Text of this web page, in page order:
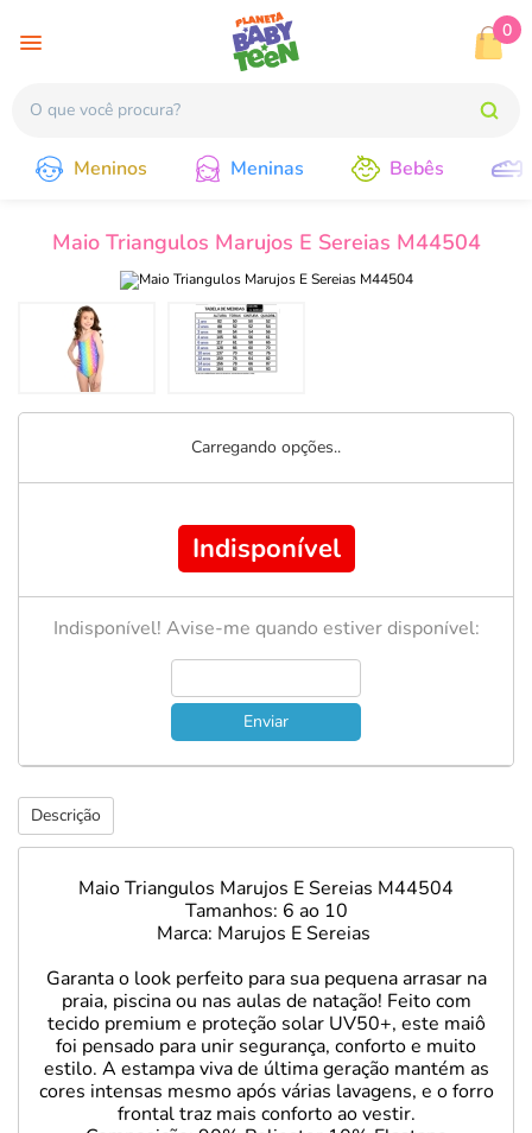
0
Meninos Meninas Bebês
Maio Triangulos Marujos E Sereias M44504
Carregando opções..
Indisponível
Indisponível! Avise-me quando estiver disponível:
Enviar
Descrição
Maio Triangulos Marujos E Sereias M44504
Tamanhos: 6 ao 10
Marca: Marujos E Sereias
Garanta o look perfeito para sua pequena arrasar na
praia, piscina ou nas aulas de natação! Feito com
tecido premium e proteção solar UV50+, este maiô
foi pensado para unir segurança, conforto e muito
estilo. A estampa viva de última geração mantém as
cores intensas mesmo após várias lavagens, e o forro
frontal traz mais conforto ao vestir.